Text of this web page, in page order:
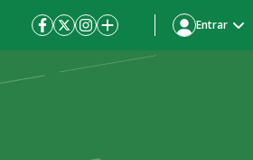
Entrar